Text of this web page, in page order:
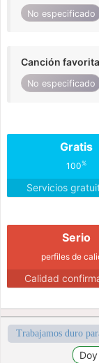
No especificado
Canción favorita
No especificado
Gratis
100%
Servicios
Serio
perfiles de
Calidad
Trabajamos duro